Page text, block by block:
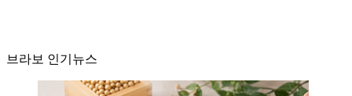
브라보 인기뉴스